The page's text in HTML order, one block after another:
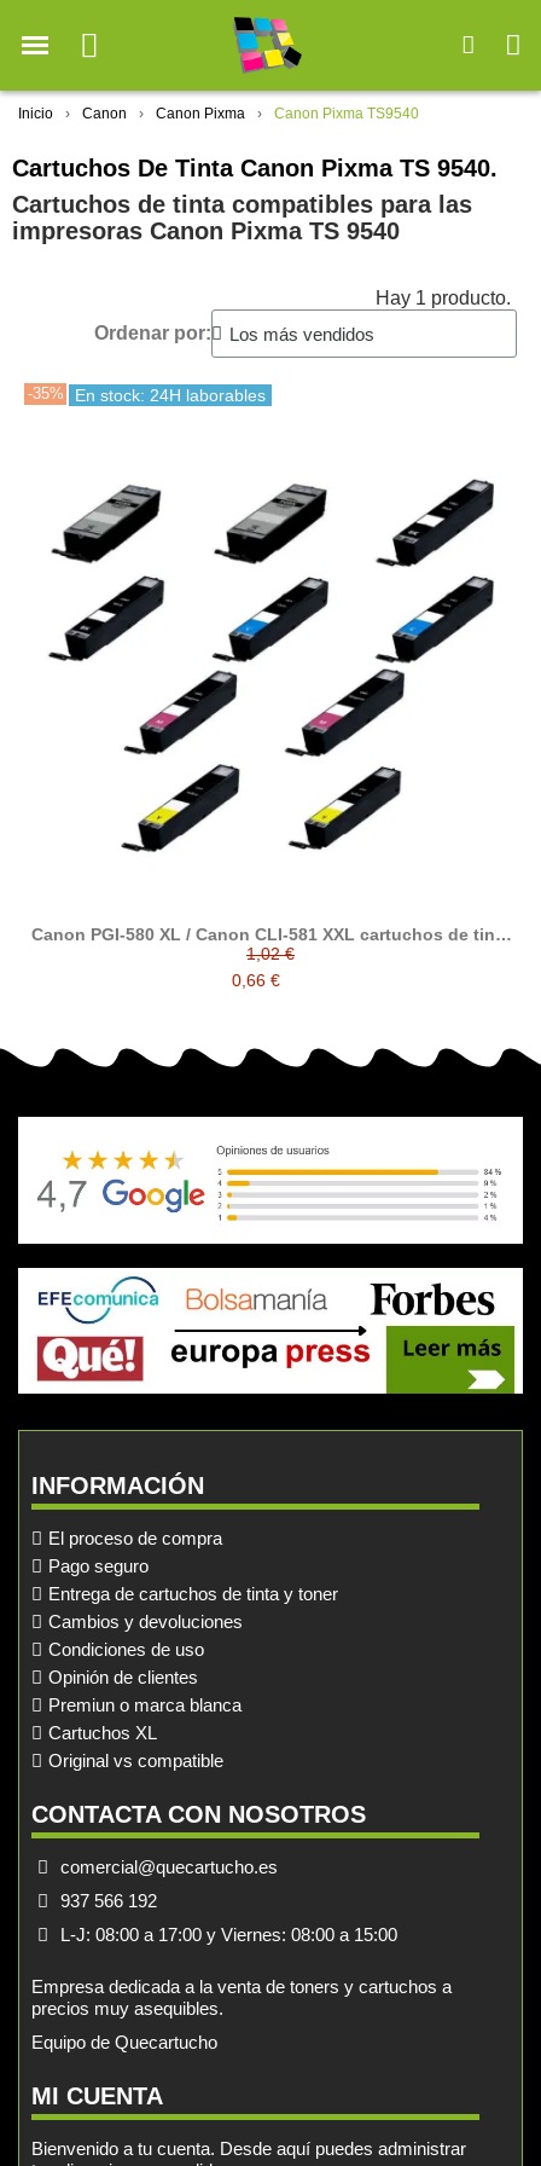
Inicio Canon Canon Pixma Canon Pixma TS9540
Cartuchos De Tinta Canon Pixma TS 9540.
Cartuchos de tinta compatibles para las
impresoras Canon Pixma TS 9540
Hay 1 producto.
Ordenar por:
-35% En stock: 24H laborables
Canon PGI-580 XL / Canon CLI-581 XXL cartuchos de tinta
compatibles
1,02 €
0,66 €
INFORMACIÓN
El proceso de compra
Pago seguro
Entrega de cartuchos de tinta y toner
Cambios y devoluciones
Condiciones de uso
Opinión de clientes
Premiun o marca blanca
Cartuchos XL
Original vs compatible
CONTACTA CON NOSOTROS
comercial@quecartucho.es
937 566 192
L-J: 08:00 a 17:00 y Viernes: 08:00 a 15:00
Empresa dedicada a la venta de toners y cartuchos a
precios muy asequibles.
Equipo de Quecartucho
MI CUENTA
Bienvenido a tu cuenta. Desde aquí puedes administrar